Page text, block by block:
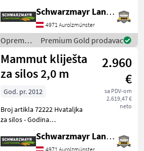
cca. 1, 2 m) - s 3-smjernim
upravljačkim blokom - sa
16 vilica - s 3-točkovnim
prik
Schwarzmayr Landtechnik GmbH - Aurolzmünster
4971 Aurolzmünster
Oprema
za
hranidbu
životinja /
Mammut
Premium Gold prodavac
Mammut kliješta
za silos 2,0 m
2.960
€
sa PDV-om
2.619,47 €
neto
God. pr. 2012
Broj artikla 72222 Hvataljka
za silos - Godina
m - S podiznim okvirom - S
Schwarzmayr Landtechnik GmbH - Aurolzmünster
4971 Aurolzmünster